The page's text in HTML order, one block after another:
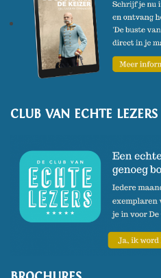
CLUB VAN ECHTE LEZERS